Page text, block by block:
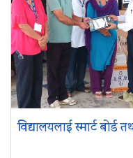
विद्यालयलाई स्मार्ट बोर्ड